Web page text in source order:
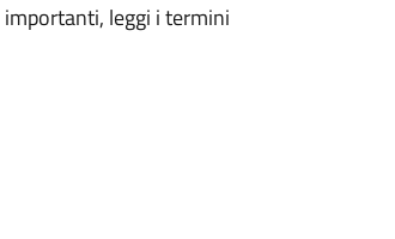
leggi i termini